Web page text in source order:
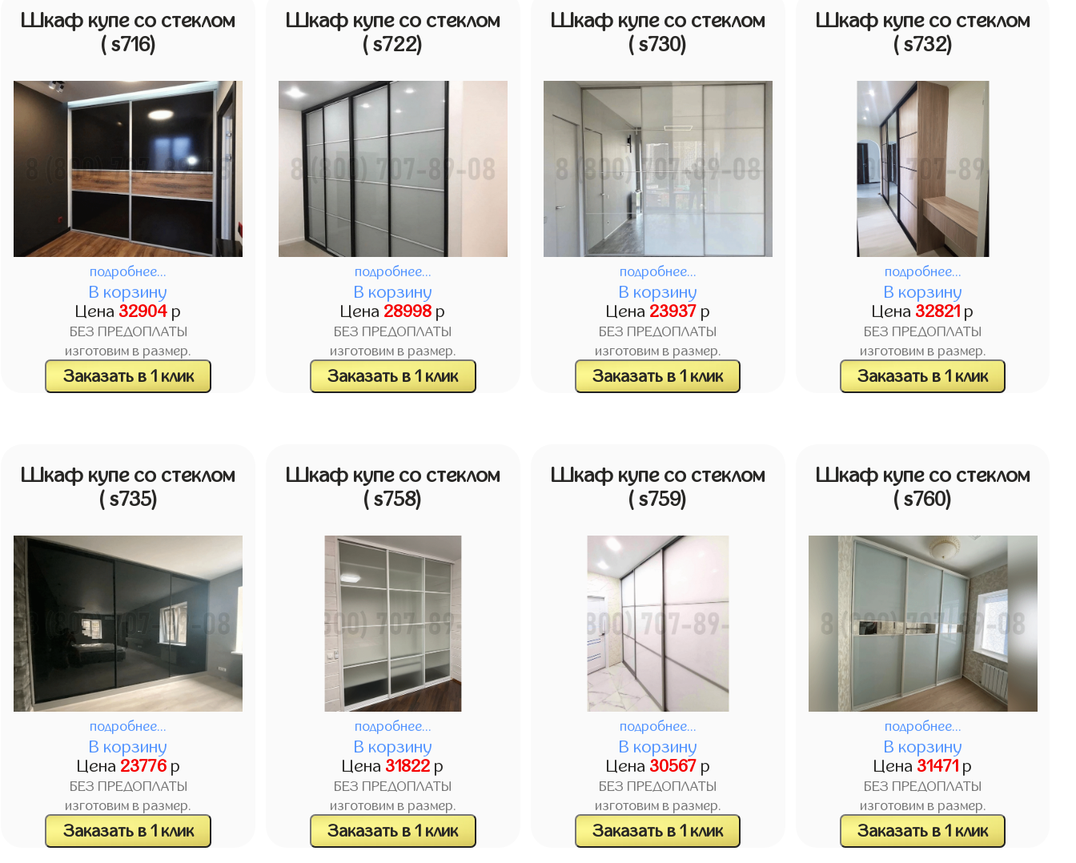
Шкаф купе со стеклом
( s716)
подробнее...
В корзину
Цена 32904 р
БЕЗ ПРЕДОПЛАТЫ
изготовим в размер.
Заказать в 1 клик
Шкаф купе со стеклом
( s722)
подробнее...
В корзину
Цена 28998 р
БЕЗ ПРЕДОПЛАТЫ
изготовим в размер.
Заказать в 1 клик
Шкаф купе со стеклом
( s730)
подробнее...
В корзину
Цена 23937р
БЕЗ ПРЕДОПЛАТЫ
изготовим в размер.
Заказать в 1 клик
Шкаф купе со стеклом
( s732)
подробнее...
В корзину
Цена 32821 р
БЕЗ ПРЕДОПЛАТЫ
изготовим в размер.
Заказать в 1 клик
Шкаф купе со стеклом
( s735)
подробнее...
В корзину
Цена 23776р
БЕЗ ПРЕДОПЛАТЫ
изготовим в размер.
Заказать в 1 клик
Шкаф купе со стеклом
( s758)
подробнее...
В корзину
Цена 31822 р
БЕЗ ПРЕДОПЛАТЫ
изготовим в размер.
Заказать в 1 клик
Шкаф купе со стеклом
( s759)
подробнее...
В корзину
Цена 30567р
БЕЗ ПРЕДОПЛАТЫ
изготовим в размер.
Заказать в 1 клик
Шкаф купе со стеклом
( s760)
подробнее...
В корзину
Цена 31471 р
БЕЗ ПРЕДОПЛАТЫ
изготовим в размер.
Заказать в 1 клик